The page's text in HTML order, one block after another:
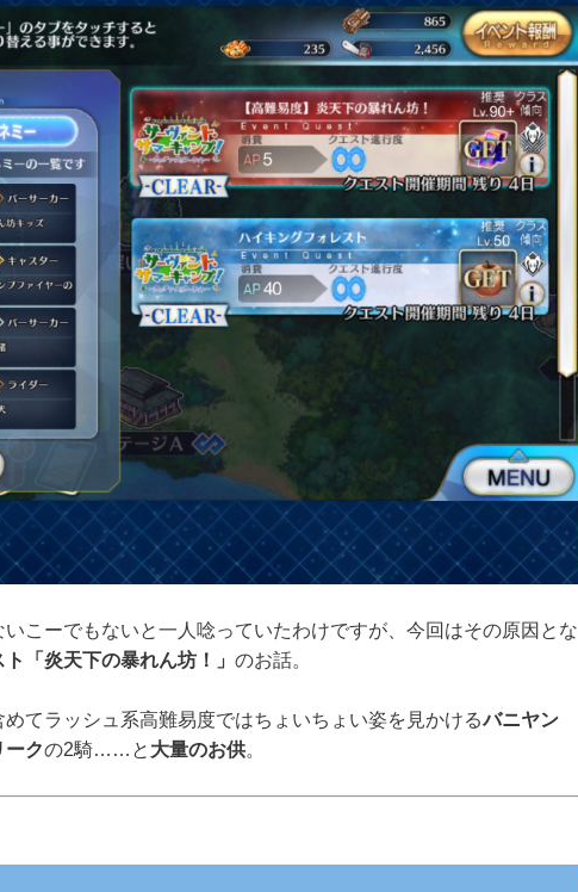
こーでもないと一人唸っていたわけですが、今回はその原因とな
「炎天下の暴れん坊！」 のお話。
てラッシュ系高難易度ではちょいちょい姿を見かけるバニヤン
ークの2騎……と 大量のお供。